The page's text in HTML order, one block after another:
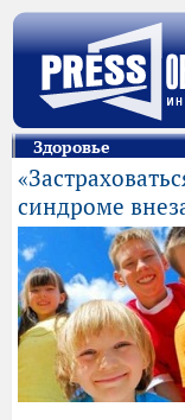
Здоровье
синдроме